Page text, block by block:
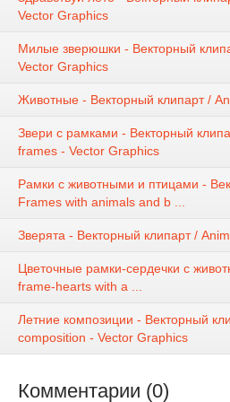
Vector Graphics
Милые зверюшки - Векторный
Vector Graphics
Животные - Векторный клипарт /
Звери с рамками - Векторный
frames - Vector Graphics
Рамки с животными и птицами -
Frames with animals and b ...
Зверята - Векторный клипарт /
Цветочные рамки-сердечки с
frame-hearts with a ...
Летние композиции - Векторный
composition - Vector Graphics
Комментарии (0)